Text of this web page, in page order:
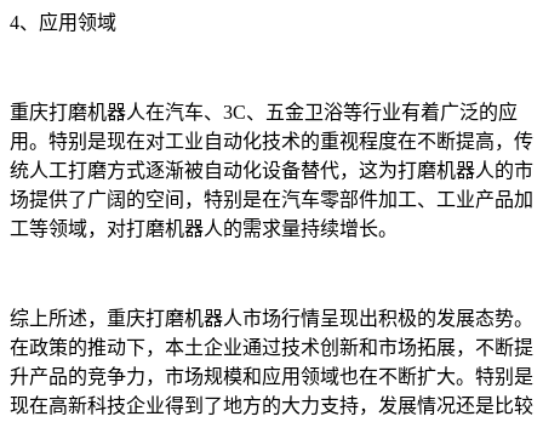
4、应用领域
重庆打磨机器人在汽车、3C、五金卫浴等行业有着广泛的应
用。特别是现在对工业自动化技术的重视程度在不断提高，传
统人工打磨方式逐渐被自动化设备替代，这为打磨机器人的市
场提供了广阔的空间，特别是在汽车零部件加工、工业产品加
工等领域，对打磨机器人的需求量持续增长。
综上所述，重庆打磨机器人市场行情呈现出积极的发展态势。
在政策的推动下，本土企业通过技术创新和市场拓展，不断提
升产品的竞争力，市场规模和应用领域也在不断扩大。特别是
现在高新科技企业得到了地方的大力支持，发展情况还是比较